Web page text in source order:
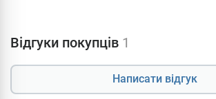
Відгуки покупців 1
Написати відгук